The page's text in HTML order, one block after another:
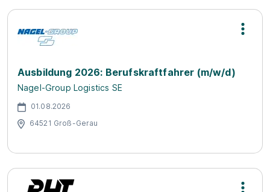
Ausbildung 2026: Berufskraftfahrer (m/w/d)
Nagel-Group Logistics SE
01.08.2026
64521 Groß-Gerau